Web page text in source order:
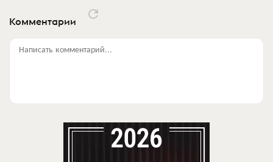
Комментарии
Написать комментарий...